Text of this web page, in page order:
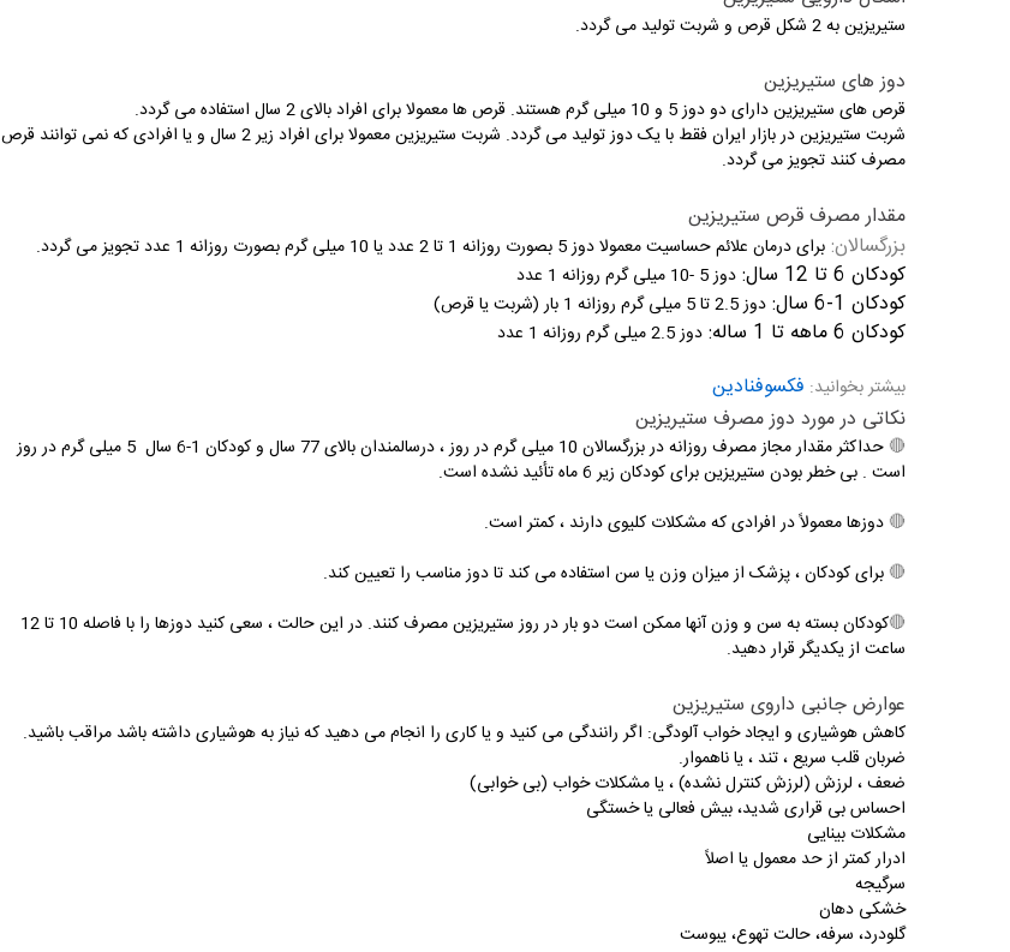
ستیریزین به 2 شکل قرص و شربت تولید می گردد.
دوز های ستیریزین
قرص های ستیریزین دارای دو دوز 5 و 10 میلی گرم هستند. قرص ها معمولا برای افراد بالای 2 سال استفاده می گردد.
شربت ستیریزین در بازار ایران فقط با یک دوز تولید می گردد. شربت ستیریزین معمولا برای افراد زیر 2 سال و یا افرادی که نمی توانند قرص
مصرف کنند تجویز می گردد.
مقدار مصرف قرص ستیریزین
بزرگسالان: برای درمان علائم حساسیت معمولا دوز 5 بصورت روزانه 1 تا 2 عدد یا 10 میلی گرم بصورت روزانه 1 عدد تجویز می گردد.
کودکان 6 تا 12 سال: دوز 5 -10 میلی گرم روزانه 1 عدد
کودکان 1-6 سال: دوز 2.5 تا 5 میلی گرم روزانه 1 بار (شربت یا قرص)
کودکان 6 ماهه تا 1 ساله:
دوز 2.5 میلی گرم روزانه 1 عدد
بیشتر بخوانید: فکسوفنادین
نکاتی در مورد دوز مصرف ستیریزین
🔴
حداکثر مقدار مجاز مصرف روزانه در بزرگسالان 10 میلی گرم در روز ، درسالمندان بالای 77 سال و کودکان 1-6 سال 5 میلی گرم در روز
است . بی خطر بودن ستیریزین برای کودکان زیر 6 ماه تأئید نشده است.
🔴 دوزها معمولاً در افرادی که مشکلات کلیوی دارند ، کمتر است.
🔴 برای کودکان ، پزشک از میزان وزن یا سن استفاده می کند تا دوز مناسب را تعیین کند.
🔴
کودکان بسته به سن و وزن آنها ممکن است دو بار در روز ستیریزین مصرف کنند. در این حالت ، سعی کنید دوزها را با فاصله 10 تا 12
ساعت از یکدیگر قرار دهید.
عوارض جانبی داروی ستیریزین
کاهش هوشیاری و ایجاد خواب آلودگی: اگر رانندگی می کنید و یا کاری را انجام می دهید که نیاز به هوشیاری داشته باشد مراقب باشید.
ضربان قلب سریع ، تند ، یا ناهموار.
ضعف ، لرزش (لرزش کنترل نشده) ، یا مشکلات خواب (بی خوابی)
احساس بی قراری شدید، بیش فعالی یا خستگی
مشکلات بینایی
ادرار کمتر از حد معمول یا اصلاً
سرگیجه
خشکی دهان
گلودرد، سرفه، حالت تهوع، یبوست